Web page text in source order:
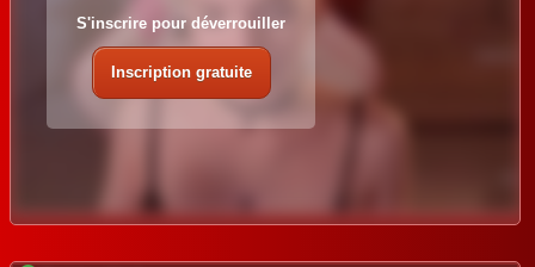
S'inscrire pour déverrouiller
Inscription gratuite